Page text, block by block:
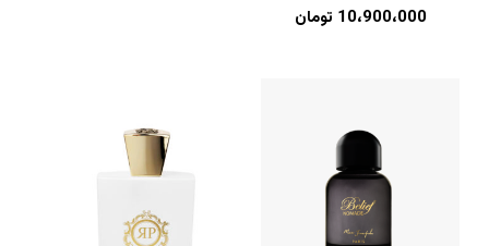
10،900،000 تومان